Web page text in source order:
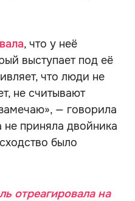
, что у неё
выступает под её
что люди не
не считывают
— говорила
приняла двойника
было
отреагировала на